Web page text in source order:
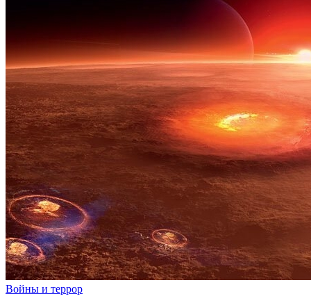
Войны и террор